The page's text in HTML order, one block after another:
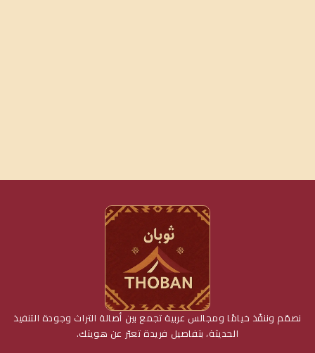
نصمّم وننفّذ خيامًا ومجالس عربية تجمع بين أصالة التراث وجودة التنفيذ
الحديثة، بتفاصيل فريدة تعبّر عن هويتك.